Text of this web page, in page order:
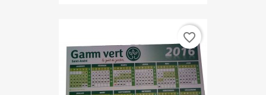
favorite_border